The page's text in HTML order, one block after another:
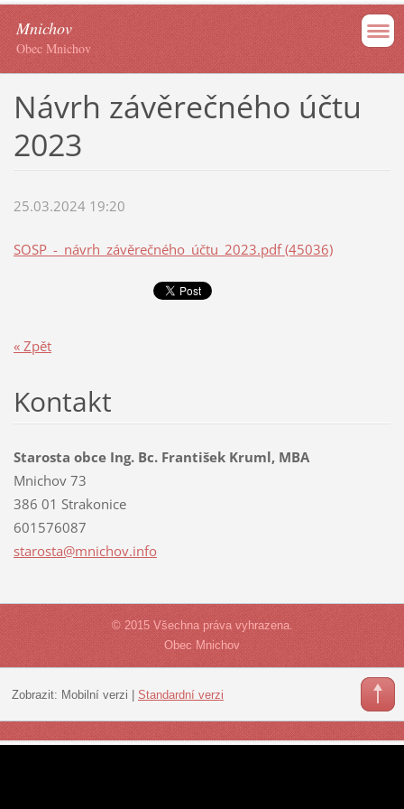
Mnichov
Obec Mnichov
Návrh závěrečného účtu
2023
25.03.2024 19:20
SOSP_-_návrh_závěrečného_účtu_2023.pdf (45036)
« Zpět
Kontakt
Starosta obce Ing. Bc. František Kruml, MBA
Mnichov 73
386 01 Strakonice
601576087
starosta@mnichov.info
© 2015 Všechna práva vyhrazena.
Obec Mnichov
Zobrazit: Mobilní verzi Standardní verzi